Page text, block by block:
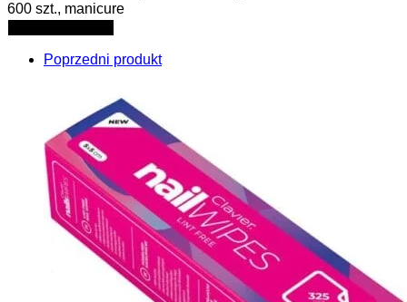
600 szt., manicure
Poprzedni produkt